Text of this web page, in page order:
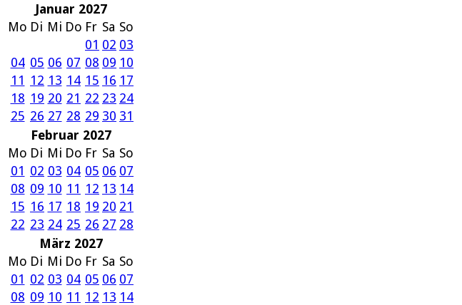
Januar 2027
Mo Di Mi Do Fr Sa So
01 02 03
04 05 06 07 08 09 10
11 12 13 14 15 16 17
18 19 20 21 22 23 24
25 26 27 28 29 30 31
Februar 2027
Mo Di Mi Do Fr Sa So
01 02 03 04 05 06 07
08 09 10 11 12 13 14
15 16 17 18 19 20 21
22 23 24 25 26 27 28
März 2027
Mo Di Mi Do Fr Sa So
01 02 03 04 05 06 07
08 09 10 11 12 13 14